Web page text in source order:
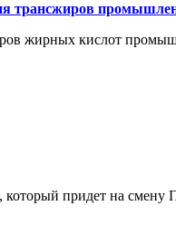
трансжиров
жирных кислот
придет на смену